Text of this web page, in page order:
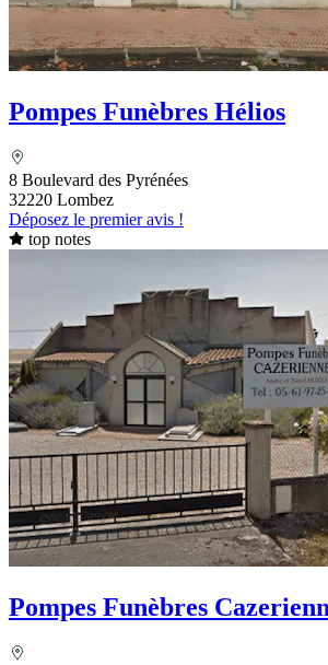
Pompes Funèbres Hélios
8 Boulevard des Pyrénées
32220 Lombez
Déposez le premier avis !
top notes
Pompes Funèbres